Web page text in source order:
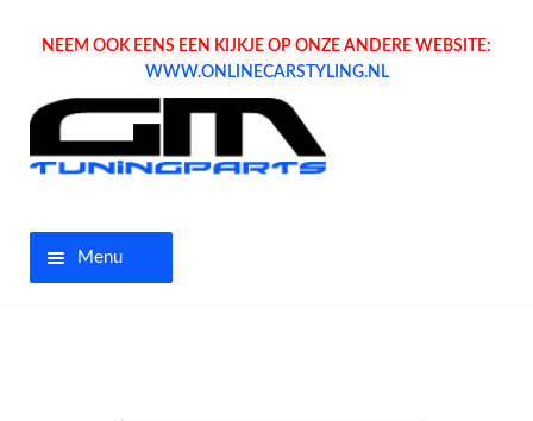
NEEM OOK EENS EEN KIJKJE OP ONZE ANDERE WEBSITE:
WWW.ONLINECARSTYLING.NL
Menu